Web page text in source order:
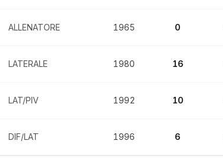
ALLENATORE 1965 0
LATERALE 1980 16
LAT/PIV 1992 10
DIF/LAT 1996 6